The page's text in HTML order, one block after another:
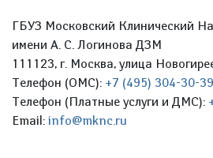
ГБУЗ Московский Клинический
имени А. С. Логинова ДЗМ
111123, г. Москва, улица
Телефон (ОМС): +7 (495) 304-30-39
Телефон (Платные услуги и ДМС):
Email: info@mknc.ru